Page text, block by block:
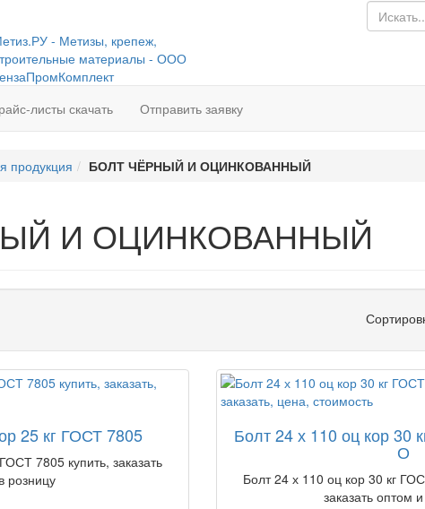
листы скачать Отправить заявку
продукция БОЛТ ЧЁРНЫЙ И ОЦИНКОВАННЫЙ
И ОЦИНКОВАННЫЙ
25 кг ГОСТ 7805
7805 купить, заказать
розницу
Болт 24 х 110 оц кор
О
Болт 24 х 110 оц кор 30 кг
заказать оптом